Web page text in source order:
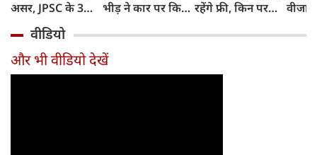
असर, JPSC के 3
इस्‍तीफा, प्रदर्शन को
लेकर क्या बोले CM
हेमंत सोरेन?
भीड़ ने कार पर किया
पुलिस पर लगा यह
आरोप
रहेंगे फ्री, किन पर
ने दिया बड़ा अपडेट
वीजा
वीडियो
और भी वीडियो देखें